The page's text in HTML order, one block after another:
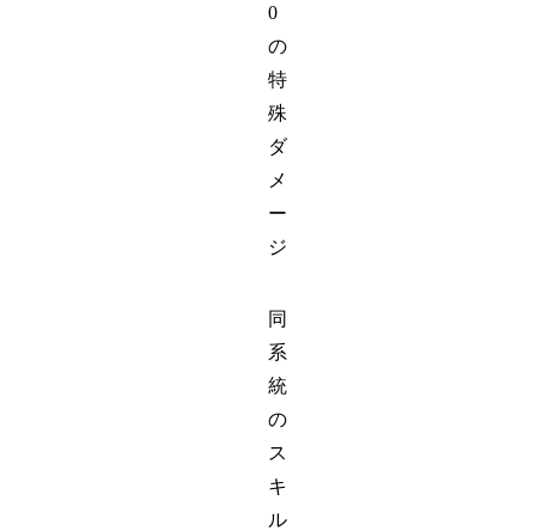
0
の
特
殊
ダ
メ
ー
ジ
同
系
統
の
ス
キ
ル